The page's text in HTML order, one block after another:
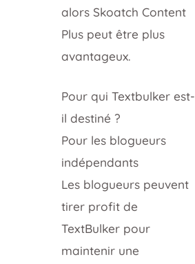
alors Skoatch Content
Plus peut être plus
avantageux.
Pour qui Textbulker est-
il destiné ?
Pour les blogueurs
indépendants
Les blogueurs peuvent
tirer profit de
TextBulker pour
maintenir une